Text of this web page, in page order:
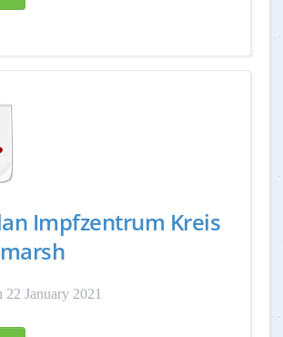
Impfzentrum Kreis
22 January 2021